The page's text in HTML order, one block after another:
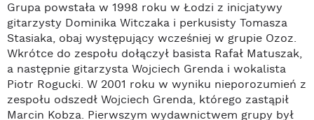
Grupa powstała w 1998 roku w Łodzi z inicjatywy
gitarzysty Dominika Witczaka i perkusisty Tomasza
Stasiaka, obaj występujący wcześniej w grupie Ozoz.
Wkrótce do zespołu dołączył basista Rafał Matuszak,
a następnie gitarzysta Wojciech Grenda i wokalista
Piotr Rogucki. W 2001 roku w wyniku nieporozumień z
zespołu odszedł Wojciech Grenda, którego zastąpił
Marcin Kobza. Pierwszym wydawnictwem grupy był